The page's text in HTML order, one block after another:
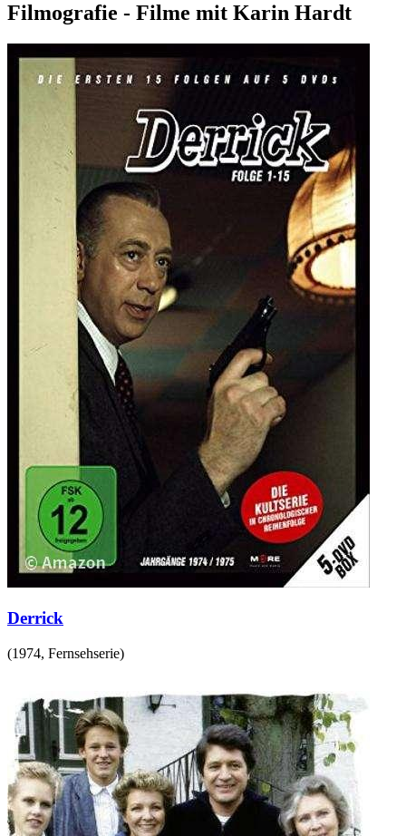
Filmografie - Filme mit Karin Hardt
Derrick
(1974, Fernsehserie)